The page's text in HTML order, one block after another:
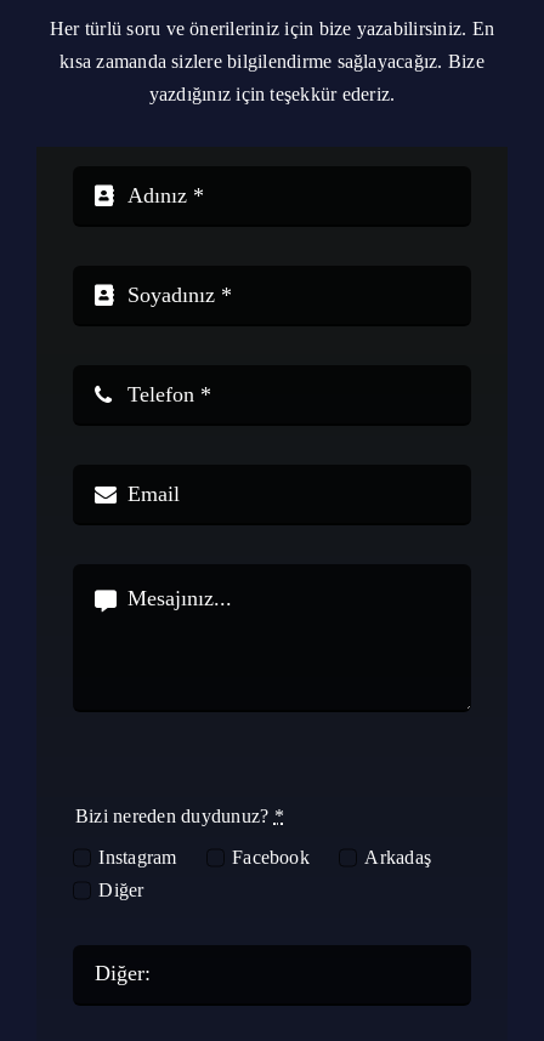
Her türlü soru ve önerileriniz için bize yazabilirsiniz. En
kısa zamanda sizlere bilgilendirme sağlayacağız. Bize
yazdığınız için teşekkür ederiz.
Bizi nereden duydunuz? *
Instagram
Facebook
Arkadaş
Diğer